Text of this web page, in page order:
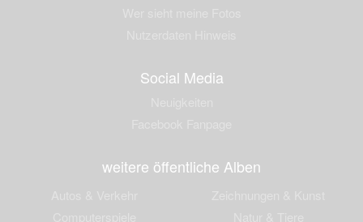
Social Media
weitere öffentliche Alben